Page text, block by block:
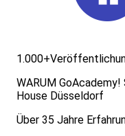
1.000+
WARUM
House Düsseldorf
Über 35 Jahre